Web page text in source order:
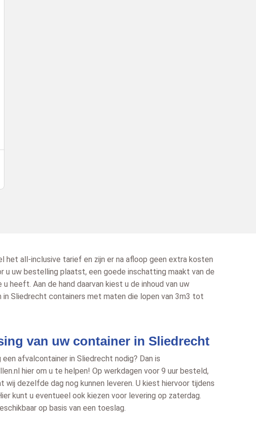
het all-inclusive tarief en zijn er na afloop geen extra kosten
u uw bestelling plaatst, een goede inschatting maakt van de
heeft. Aan de hand daarvan kiest u de inhoud van uw
in Sliedrecht containers met maten die lopen van 3m3 tot
van uw container in Sliedrecht
afvalcontainer in Sliedrecht nodig? Dan is
hier om u te helpen! Op werkdagen voor 9 uur besteld,
wij dezelfde dag nog kunnen leveren. U kiest hiervoor tijdens
kunt u eventueel ook kiezen voor levering op zaterdag.
op basis van een toeslag.